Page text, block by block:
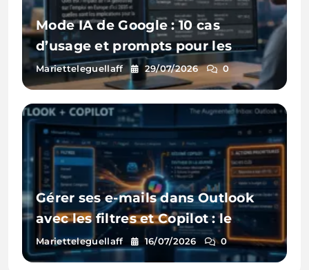
Mode IA de Google : 10 cas
d’usage et prompts pour les
entreprises
Marietteleguellaff 29/07/2026 0
Gérer ses e-mails dans Outlook
avec les filtres et Copilot : le
guide pratique
Marietteleguellaff 16/07/2026 0